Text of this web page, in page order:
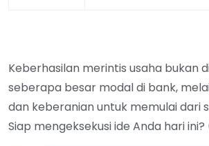
Keberhasilan merintis usaha bukan
seberapa besar modal di bank,
dan keberanian untuk memulai dari
Siap mengeksekusi ide Anda hari